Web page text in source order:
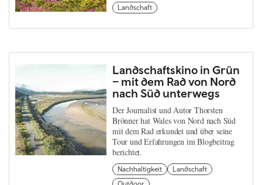
Landschaft
Landschaftskino in Grün
– mit dem Rad von Nord
nach Süd unterwegs
Der Journalist und Autor Thorsten
Brönner hat Wales von Nord nach Süd
mit dem Rad erkundet und über seine
Tour und Erfahrungen im Blogbeitrag
berichtet.
Nachhaltigkeit
Landschaft